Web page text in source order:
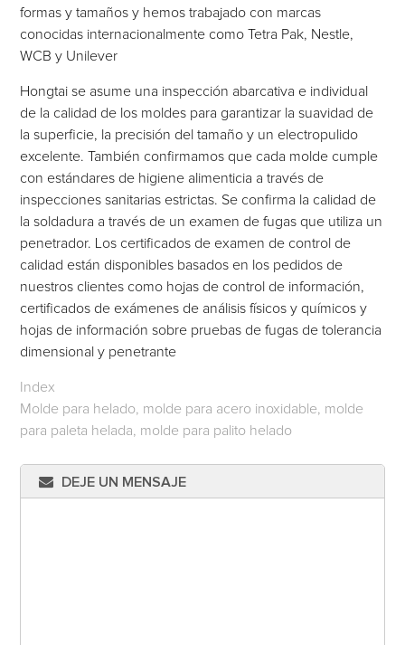
formas y tamaños y hemos trabajado con marcas
conocidas internacionalmente como Tetra Pak, Nestle,
WCB y Unilever
Hongtai se asume una inspección abarcativa e individual
de la calidad de los moldes para garantizar la suavidad de
la superficie, la precisión del tamaño y un electropulido
excelente. También confirmamos que cada molde cumple
con estándares de higiene alimenticia a través de
inspecciones sanitarias estrictas. Se confirma la calidad de
la soldadura a través de un examen de fugas que utiliza un
penetrador. Los certificados de examen de control de
calidad están disponibles basados en los pedidos de
nuestros clientes como hojas de control de información,
certificados de exámenes de análisis físicos y químicos y
hojas de información sobre pruebas de fugas de tolerancia
dimensional y penetrante
Index
Molde para helado, molde para acero inoxidable, molde
para paleta helada, molde para palito helado
DEJE UN MENSAJE